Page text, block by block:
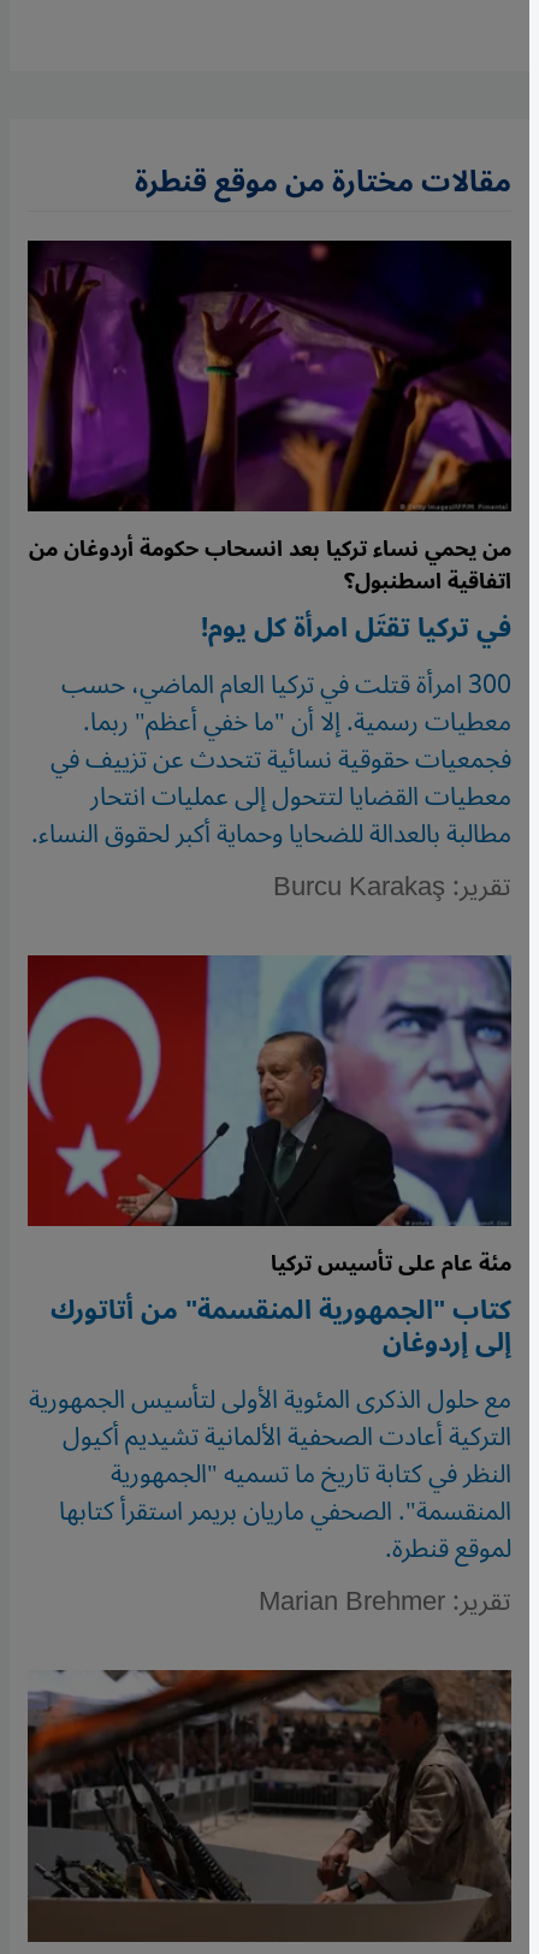
مقالات مختارة من موقع قنطرة
من يحمي نساء تركيا بعد انسحاب حكومة أردوغان من
اتفاقية اسطنبول؟
في تركيا تقتَل امرأة كل يوم!
300 امرأة قتلت في تركيا العام الماضي، حسب
معطيات رسمية. إلا أن "ما خفي أعظم" ربما.
فجمعيات حقوقية نسائية تتحدث عن تزييف في
معطيات القضايا لتتحول إلى عمليات انتحار
مطالبة بالعدالة للضحايا وحماية أكبر لحقوق النساء.
تقرير: Burcu Karakaş
مئة عام على تأسيس تركيا
كتاب "الجمهورية المنقسمة" من أتاتورك
إلى إردوغان
مع حلول الذكرى المئوية الأولى لتأسيس الجمهورية
التركية أعادت الصحفية الألمانية تشيديم أكيول
النظر في كتابة تاريخ ما تسميه "الجمهورية
المنقسمة". الصحفي ماريان بريمر استقرأ كتابها
لموقع قنطرة.
تقرير: Marian Brehmer